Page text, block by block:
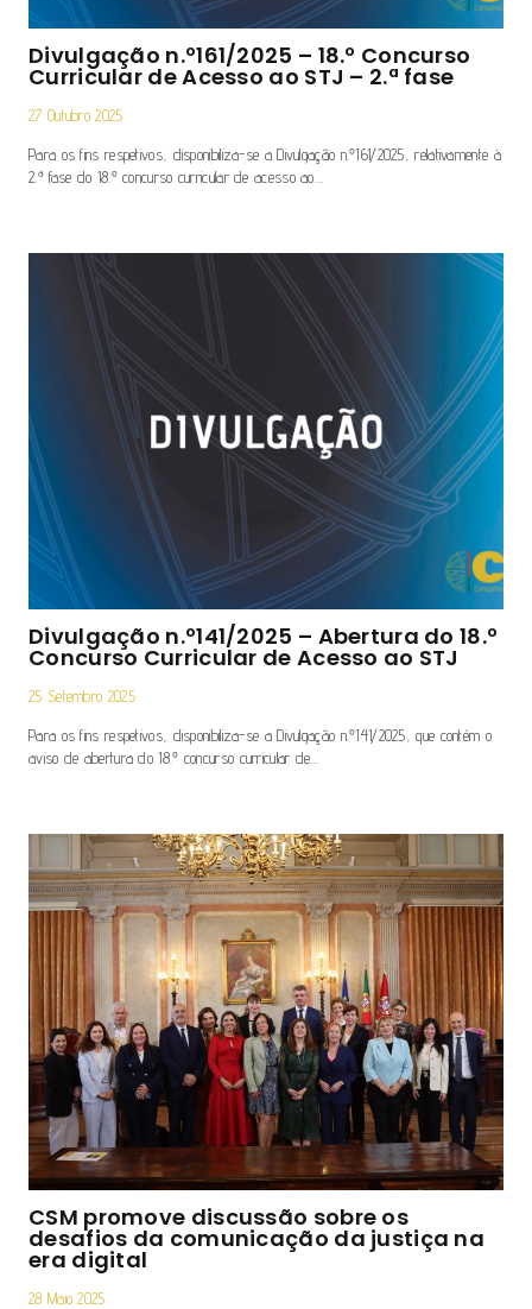
Divulgação n.º161/2025 – 18.º Concurso
Curricular de Acesso ao STJ – 2.ª fase
27 Outubro 2025
Para os fins respetivos, disponibiliza-se a Divulgação n.º161/2025, relativamente à
2.ª fase do 18.º concurso curricular de acesso ao…
Divulgação n.º141/2025 – Abertura do 18.º
Concurso Curricular de Acesso ao STJ
25 Setembro 2025
Para os fins respetivos, disponibiliza-se a Divulgação n.º141/2025, que contém o
aviso de abertura do 18.º concurso curricular de…
CSM promove discussão sobre os
desafios da comunicação da justiça na
era digital
28 Maio 2025